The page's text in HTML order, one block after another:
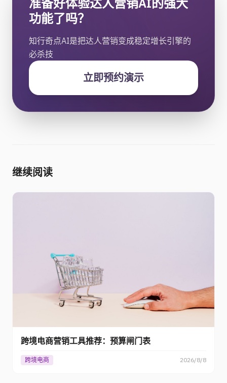
功能了吗？
知行奇点AI是把达人营销变成稳定增长引擎的
必杀技
立即预约演示
继续阅读
跨境电商营销工具推荐：预算闸门表
跨境电商 2026/8/8